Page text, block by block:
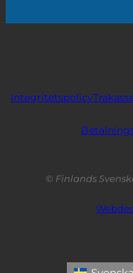
Integritetspolicy
© Finlands